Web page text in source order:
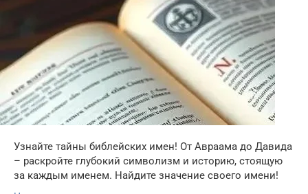
Узнайте тайны библейских имен! От Авраама до Давида
– раскройте глубокий символизм и историю, стоящую
за каждым именем. Найдите значение своего имени!